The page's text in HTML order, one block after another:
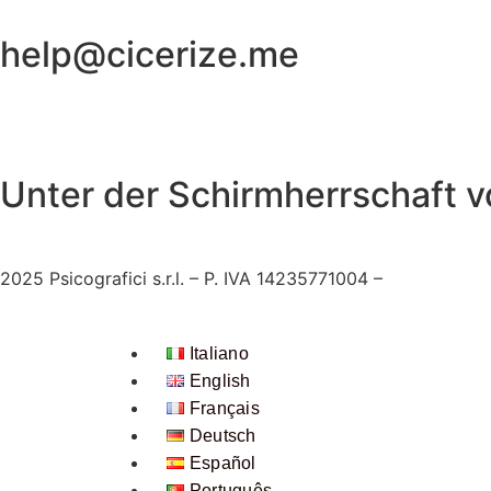
help@cicerize.me
Unter der Schirmherrschaft
2025 Psicografici s.r.l. – P. IVA 14235771004 –
Italiano
English
Français
Deutsch
Español